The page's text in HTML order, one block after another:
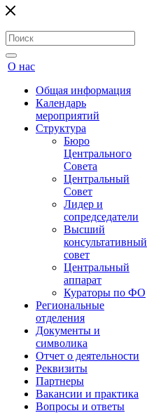
О нас
Общая информация
Календарь
мероприятий
Структура
Бюро
Центрального
Совета
Центральный
Совет
Лидер и
сопредседатели
Высший
консультативный
совет
Центральный
аппарат
Кураторы по ФО
Региональные
отделения
Документы и
символика
Отчет о деятельности
Реквизиты
Партнеры
Вакансии и практика
Вопросы и ответы